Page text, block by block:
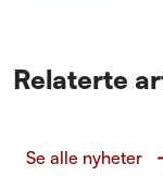
Relaterte
Se alle nyheter